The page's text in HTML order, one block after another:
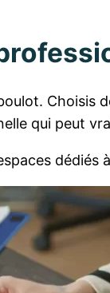
Choisis
qui peut
dédiés